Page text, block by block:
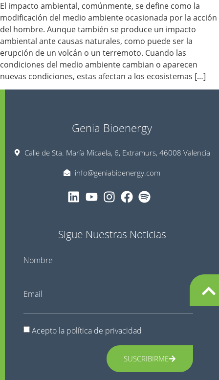
El impacto ambiental, comúnmente, se define como la
modificación del medio ambiente ocasionada por la acción
del hombre. Aunque también se produce un impacto
ambiental ante causas naturales, como puede ser la
erupción de un volcán o un terremoto. Cuando las
condiciones del medio ambiente cambian o aparecen
nuevas condiciones, estas afectan a los ecosistemas […]
Genia Bioenergy
Calle de Sta. María Micaela, 6, Extramurs, 46008 Valencia
info@geniabioenergy.com
Sigue Nuestras Noticias
Nombre
Email
Acepto la política de privacidad
SUSCRIBIRME